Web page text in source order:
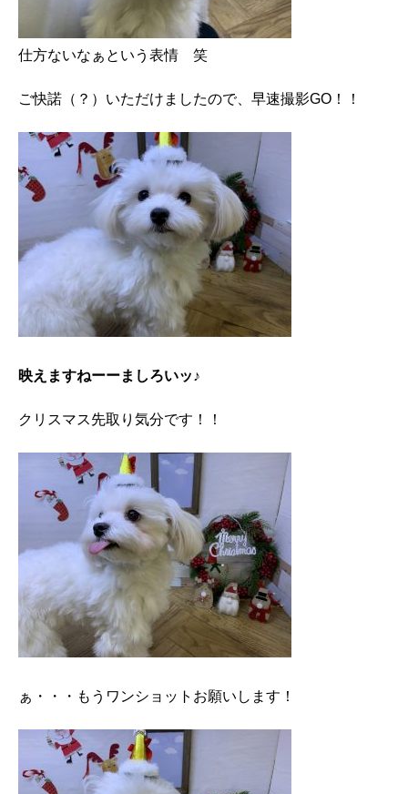
仕方ないなぁという表情 笑
ご快諾（？）いただけましたので、早速撮影GO！！
映えますねーーましろいッ♪
クリスマス先取り気分です！！
ぁ・・・もうワンショットお願いします！